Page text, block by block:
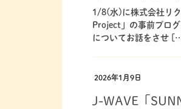
1/8(水)に株式会社リ
Project」の事前プロ
についてお話をさせ
2026年1月9日
J-WAVE「